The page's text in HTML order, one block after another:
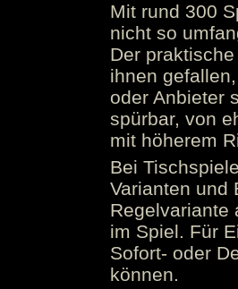
Mit rund 300
nicht so
Der
ihnen
oder Anbieter
spürbar, von
mit höherem
Bei
Varianten und
Regelvariante
im Spiel. Für
Sofort- oder
können.